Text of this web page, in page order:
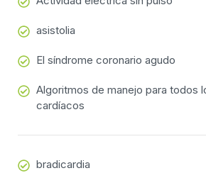
asistolia
El síndrome coronario agudo
Algoritmos de manejo para todos
cardíacos
bradicardia